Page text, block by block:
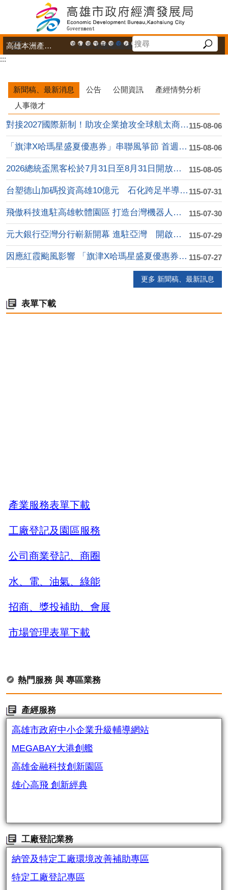
跳到主要內容區塊
高雄市政府中小企業升級輔導網站
MEGABAY大港創艦
高雄金融科技創新園區
工廠登記線上申辦系統
和發產業園區
高雄工業資訊平台
高雄本洲產業園區服務中心
公司、商業登記主題網
高雄市友善商家
高雄市政府經濟發展局-
工業管線防災教育資
高雄市綠能管理資
高雄市綠能管理
高雄淨零商轉
高雄招商網
高雄會展網
專刊『
雄心
「我
高雄本洲產業園區服務中心
:::
新聞稿、最新消息 公告 公開資訊
產經情勢分析
人事徵才
115-08-06
對接2027國際新制！助攻企業搶攻全球航太商機 ....
115-08-06
「旗津X哈瑪星盛夏優惠券」串聯風箏節 首週吸引逾....
115-08-05
2026總統盃黑客松於7月31日至8月31日開放徵....
115-07-31
台塑德山加碼投資高雄10億元 石化跨足半導體高值化....
115-07-30
飛傲科技進駐高雄軟體園區 打造台灣機器人產業自動化....
115-07-29
元大銀行亞灣分行嶄新開幕 進駐亞灣 開啟高資產金融....
115-07-27
因應紅霞颱風影響 「旗津X哈瑪星盛夏優惠券」延後至....
更多 新聞稿、最新訊息
表單下載
產業服務表單下載
工廠登記及園區服務
公司商業登記、商圈
水、電、油氣、綠能
招商、獎投補助、會展
市場管理表單下載
熱門服務 與 專區業務
產經服務
高雄市政府中小企業升級輔導網站
MEGABAY大港創艦
高雄金融科技創新園區
雄心高飛 創新經典
工廠登記業務
納管及特定工廠環境改善補助專區
特定工廠登記專區